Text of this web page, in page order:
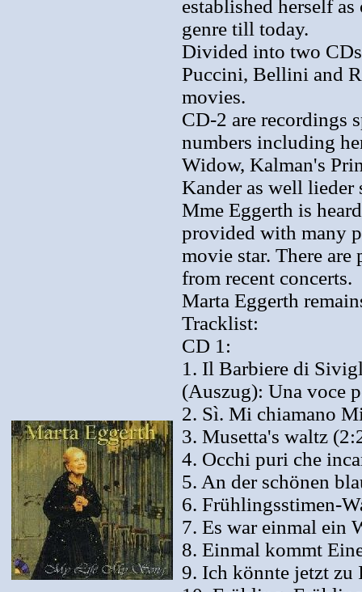
established herself
genre till today.
Divided into two
Puccini, Bellini and
movies.
CD-2 are recordings
numbers including
Widow, Kalman's
Kander as well lieder
Mme Eggerth is
provided with many
movie star. There
from recent concerts.
Marta Eggerth
Tracklist:
CD 1:
1. Il Barbiere di
(Auszug): Una voce
2. Sì. Mi chiamano
3. Musetta's waltz
4. Occhi puri che
5. An der schönen
6. Frühlingsstimen-
7. Es war einmal ein
8. Einmal kommt
9. Ich könnte jetzt zu